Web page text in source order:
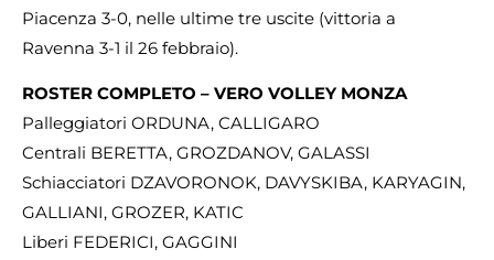
Piacenza 3-0, nelle ultime tre uscite (vittoria a
Ravenna 3-1 il 26 febbraio).
ROSTER COMPLETO – VERO VOLLEY MONZA
Palleggiatori ORDUNA, CALLIGARO
Centrali BERETTA, GROZDANOV, GALASSI
Schiacciatori DZAVORONOK, DAVYSKIBA, KARYAGIN,
GALLIANI, GROZER, KATIC
Liberi FEDERICI, GAGGINI